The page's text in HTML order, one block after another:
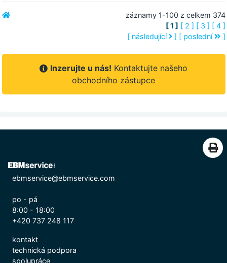
záznamy 1-100 z celkem 374
[ 1 ] [ 2 ] [ 3 ] [ 4 ]
[ následující ] [ poslední ]
Inzerujte u nás! Kontaktujte našeho
obchodního zástupce
ebmservice@ebmservice.com
po - pá
8:00 - 18:00
+420 737 248 117
kontakt
technická podpora
spolupráce